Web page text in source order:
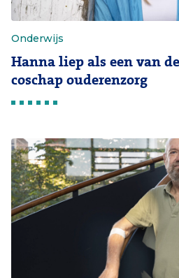
Onderwijs
Hanna liep als een van
coschap ouderenzorg